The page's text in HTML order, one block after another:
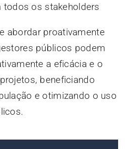
todos os stakeholders
abordar proativamente
públicos podem
a eficácia e o
beneficiando
e otimizando o uso